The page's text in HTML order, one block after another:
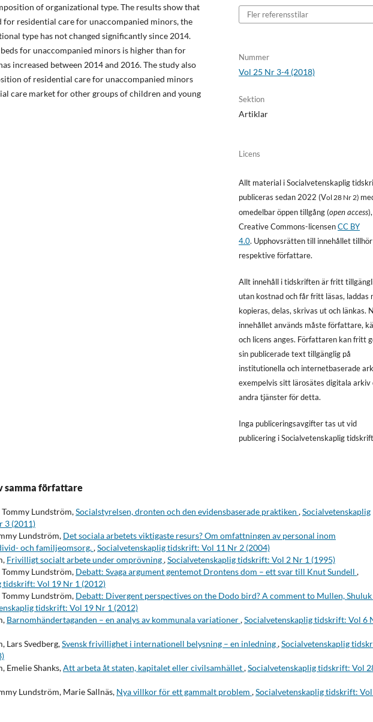
of organizational type. The results show that
for residential care for unaccompanied minors, the
type has not changed significantly since 2014.
for unaccompanied minors is higher than for
increased between 2014 and 2016. The study also
of residential care for unaccompanied minors
care market for other groups of children and young
Fler referensstilar
Nummer
Vol 25 Nr 3-4 (2018)
Sektion
Artiklar
Licens
Allt material i Socialvetenskaplig
publiceras sedan 2022 (Vol 28 Nr 2)
omedelbar öppen tillgång (open access
Creative Commons-licensenCC BY
4.0. Upphovsrätten till innehållet tillhör
respektive författare.
Allt innehåll i tidskriften är fritt
utan kostnad och får fritt läsas, laddas
kopieras, delas, skrivas ut och länkas.
innehållet används måste författare,
och licens anges. Författaren kan fritt
sin publicerade text tillgänglig på
institutionella och internetbaserade
exempelvis sitt lärosätes digitala arkiv
andra tjänster för detta.
Inga publiceringsavgifter tas ut vid
publicering i Socialvetenskaplig
samma författare
Lundström,Socialstyrelsen, dronten och den evidensbaserade praktiken ,Socialvetenskaplig
3 (2011)
Lundström, Det sociala arbetets viktigaste resurs? Om omfattningen av personal inom
och familjeomsorg.,Socialvetenskaplig tidskrift: Vol 11 Nr 2 (2004)
Frivilligt socialt arbete under omprövning,Socialvetenskaplig tidskrift: Vol 2 Nr 1 (1995)
Lundström, Debatt: Svaga argument gentemot Drontens dom – ett svar till Knut Sundell ,
tidskrift: Vol 19 Nr 1 (2012)
Lundström, Debatt: Divergent perspectives on the Dodo bird? A comment to Mullen, Shuluk
tidskrift: Vol 19 Nr 1 (2012)
Barnomhändertaganden – en analys av kommunala variationer,Socialvetenskaplig tidskrift: Vol 6
Lars Svedberg,Svensk frivillighet i internationell belysning – en inledning,Socialvetenskaplig
Emelie Shanks,Att arbeta åt staten, kapitalet eller civilsamhället,Socialvetenskaplig tidskrift: Vol
Lundström, Marie Sallnäs, Nya villkor för ett gammalt problem ,Socialvetenskaplig tidskrift: